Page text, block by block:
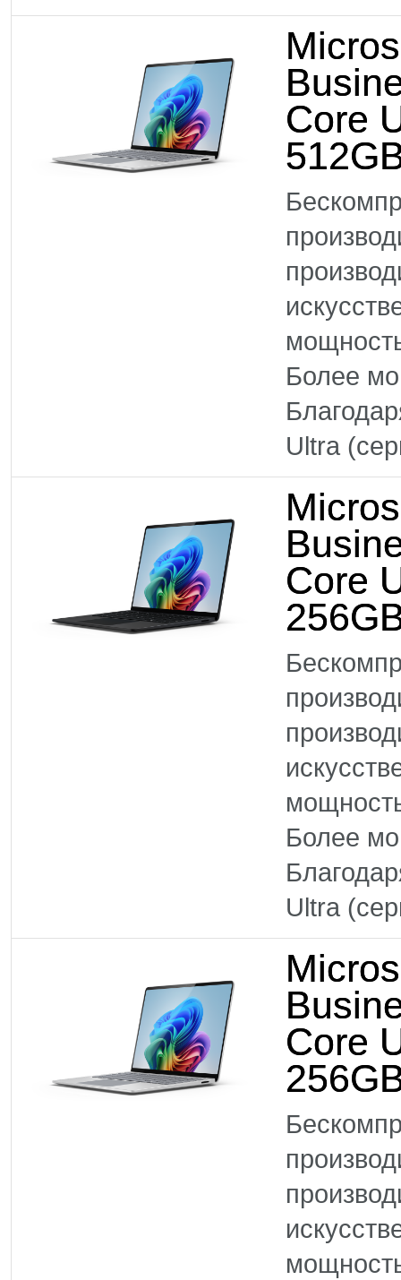
Core
Более
Ultra
Core
Более
Ultra
Core